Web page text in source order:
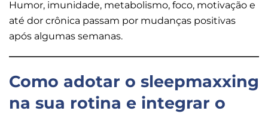
Humor, imunidade, metabolismo, foco, motivação e
até dor crônica passam por mudanças positivas
após algumas semanas.
Como adotar o sleepmaxxing
na sua rotina e integrar o